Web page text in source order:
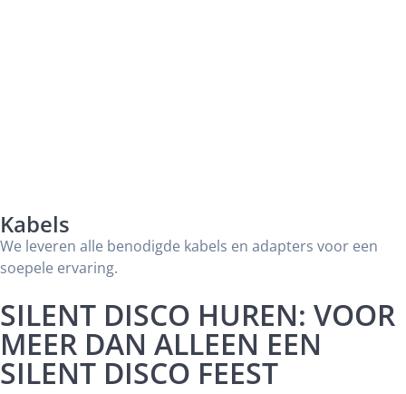
Kabels
We leveren alle benodigde kabels en adapters voor een
soepele ervaring.
SILENT DISCO HUREN: VOOR
MEER DAN ALLEEN EEN
SILENT DISCO FEEST